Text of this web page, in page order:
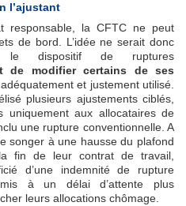
l’ajustant
responsable, la CFTC ne peut
de bord. L’idée ne serait donc
dispositif de ruptures
de modifier certains de ses
adéquatement et justement utilisé.
plusieurs ajustements ciblés,
uniquement aux allocataires de
une rupture conventionnelle. A
songer à une hausse du plafond
fin de leur contrat de travail,
d’une indemnité de rupture
à un délai d’attente plus
leurs allocations chômage.